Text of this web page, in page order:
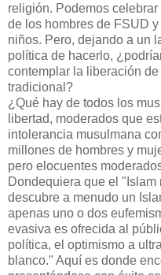
religión. Podemos
de los hombres de FSUD
niños. Pero, dejando a un
política de hacerlo,
contemplar la liberación
tradicional?
¿Qué hay de todos los
libertad, moderados que
intolerancia musulmana
millones de hombres y
pero elocuentes
Dondequiera que el
descubre a menudo un
apenas uno o dos
evasiva es ofrecida al
política, el optimismo a
blanco." Aquí es donde